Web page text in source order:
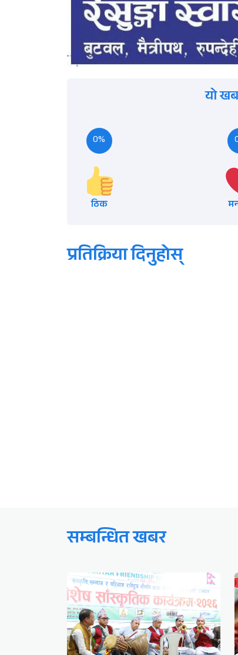
यो
0%
ठिक
प्रतिक्रिया दिनुहोस्
सम्बन्धित खबर